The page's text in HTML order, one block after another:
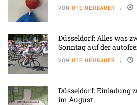
VON UTE NEUBAUER
Düsseldorf: Alles was
Sonntag auf der
VON UTE NEUBAUER
Düsseldorf: Einladung
im August